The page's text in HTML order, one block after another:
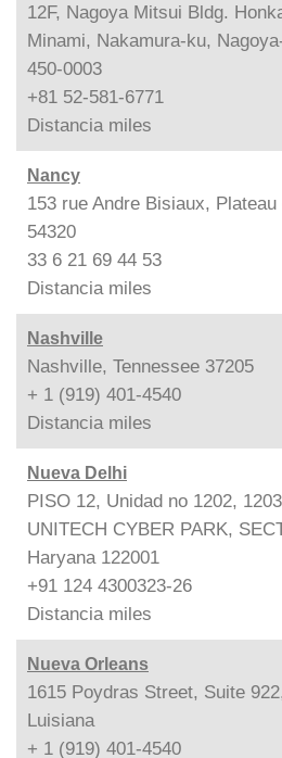
12F, Nagoya Mitsui Bldg.
Minami, Nakamura-ku,
450-0003
+81 52-581-6771
Distancia miles
Nancy
153 rue Andre Bisiaux,
54320
33 6 21 69 44 53
Distancia miles
Nashville
Nashville, Tennessee 37205
+ 1 (919) 401-4540
Distancia miles
Nueva Delhi
PISO 12, Unidad no 1202,
UNITECH CYBER PARK,
Haryana 122001
+91 124 4300323-26
Distancia miles
Nueva Orleans
1615 Poydras Street, Suite
Luisiana
+ 1 (919) 401-4540